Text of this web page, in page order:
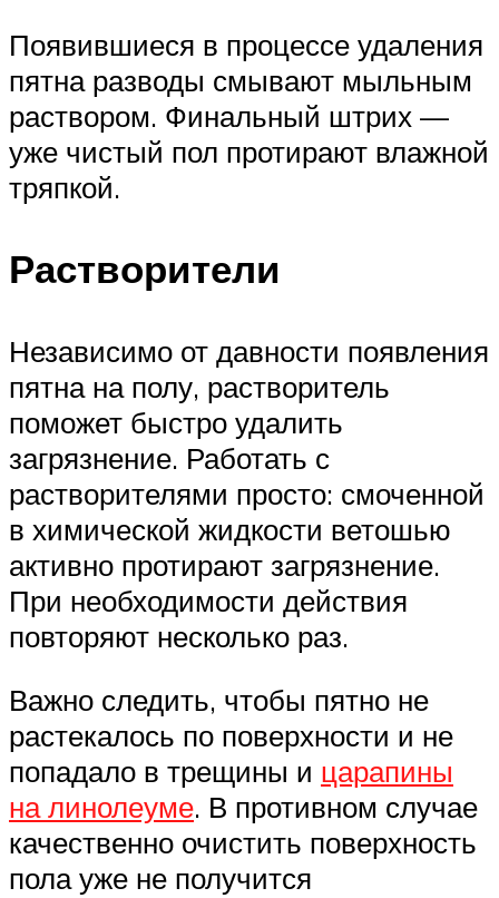
Появившиеся в процессе удаления
пятна разводы смывают мыльным
раствором. Финальный штрих —
уже чистый пол протирают влажной
тряпкой.
Растворители
Независимо от давности появления
пятна на полу, растворитель
поможет быстро удалить
загрязнение. Работать с
растворителями просто: смоченной
в химической жидкости ветошью
активно протирают загрязнение.
При необходимости действия
повторяют несколько раз.
Важно следить, чтобы пятно не
растекалось по поверхности и не
попадало в трещины и царапины
на линолеуме. В противном случае
качественно очистить поверхность
пола уже не получится